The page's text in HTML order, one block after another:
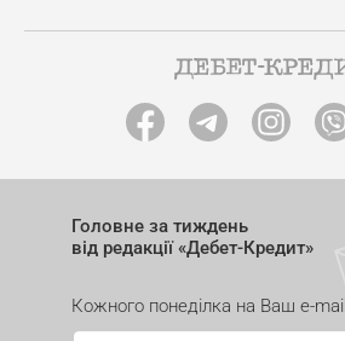
Головне за тиждень
від редакції «Дебет-Кредит»
Кожного понеділка на Ваш e-mail